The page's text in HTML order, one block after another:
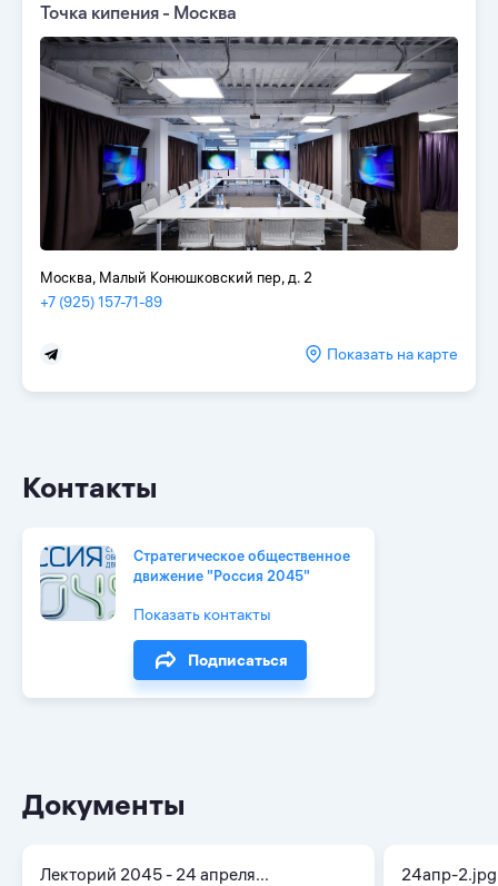
Точка кипения - Москва
Москва, Малый Конюшковский пер, д. 2
+7 (925) 157-71-89
Показать на карте
Контакты
Стратегическое общественное
движение "Россия 2045"
Показать контакты
Подписаться
Документы
Лекторий 2045 - 24 апреля... 24апр-2.jpg